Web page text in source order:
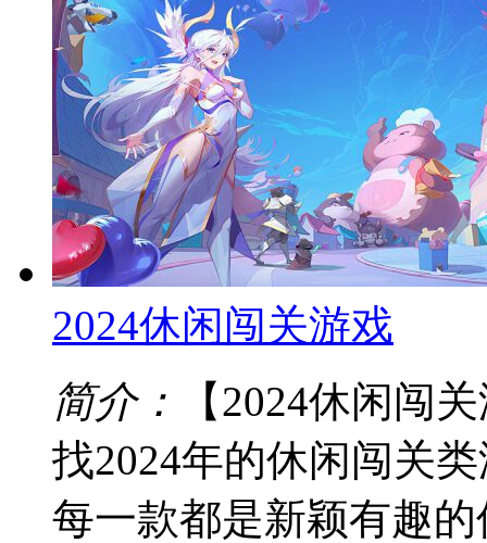
2024休闲闯关游戏
简介：
【2024休闲闯
找2024年的休闲闯关
每一款都是新颖有趣